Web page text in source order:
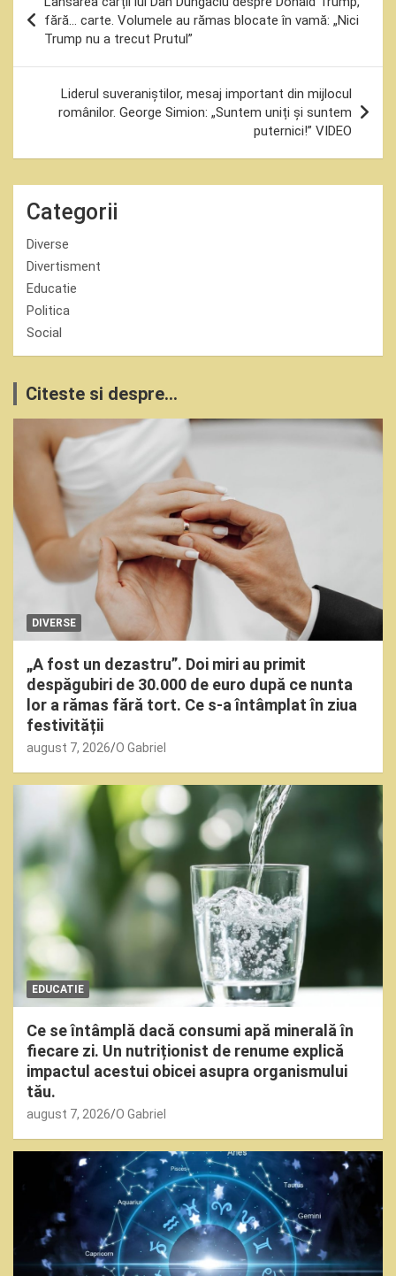
în
articole
fără… carte. Volumele au rămas blocate în vamă: „Nici
Trump nu a trecut Prutul”
Liderul suveraniștilor, mesaj important din mijlocul
românilor. George Simion: „Suntem uniți și suntem
puternici!” VIDEO
Categorii
Diverse
Divertisment
Educatie
Politica
Social
Citeste si despre...
DIVERSE
„A fost un dezastru”. Doi miri au primit
despăgubiri de 30.000 de euro după ce nunta
lor a rămas fără tort. Ce s-a întâmplat în ziua
festivității
august 7, 2026 O Gabriel
EDUCATIE
Ce se întâmplă dacă consumi apă minerală în
fiecare zi. Un nutriționist de renume explică
impactul acestui obicei asupra organismului
tău.
august 7, 2026 O Gabriel